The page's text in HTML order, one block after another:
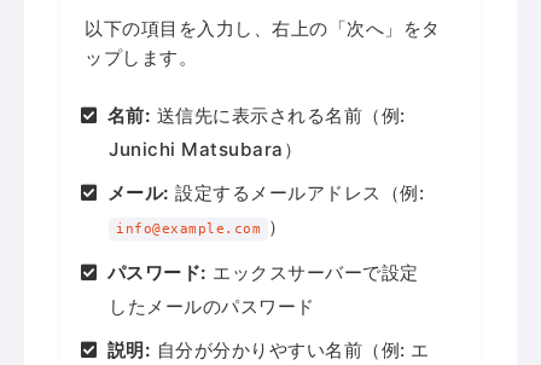
以下の項目を入力し、右上の「次へ」をタ
ップします。
名前: 送信先に表示される名前（例:
Junichi Matsubara）
メール: 設定するメールアドレス（例:
info@example.com
）
パスワード: エックスサーバーで設定
したメールのパスワード
説明: 自分が分かりやすい名前（例: エ